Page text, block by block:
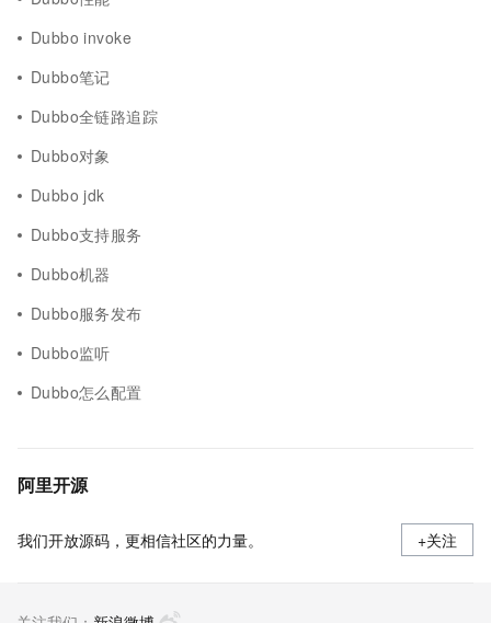
Dubbo invoke
Dubbo笔记
Dubbo全链路追踪
Dubbo对象
Dubbo jdk
Dubbo支持服务
Dubbo机器
Dubbo服务发布
Dubbo监听
Dubbo怎么配置
阿里开源
我们开放源码，更相信社区的力量。 +关注